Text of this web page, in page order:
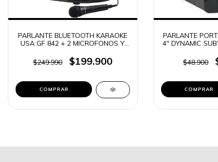
PARLANTE BLUETOOTH KARAOKE
USA GF 842 + 2 MICROFONOS Y
$249.990
$199.900
PARLANTE
4" DYNAMIC
$48.900